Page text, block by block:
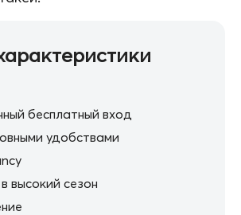
бесплатный вход
удобствами
высокий сезон